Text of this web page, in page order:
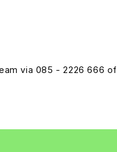
via 085 - 2226 666 of